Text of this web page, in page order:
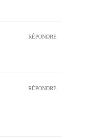
RÉPONDRE
RÉPONDRE